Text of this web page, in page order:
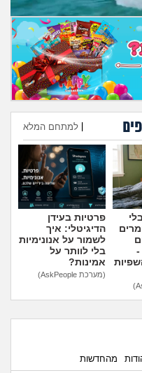
למתחם המלא
הוספת טיפ
-
פרטיות בעידן
הדיגיטלי: איך
לשמור על אנונימיות
בלי לוותר על
אמינות?
(מערכת AskPeople)
מהחדשות